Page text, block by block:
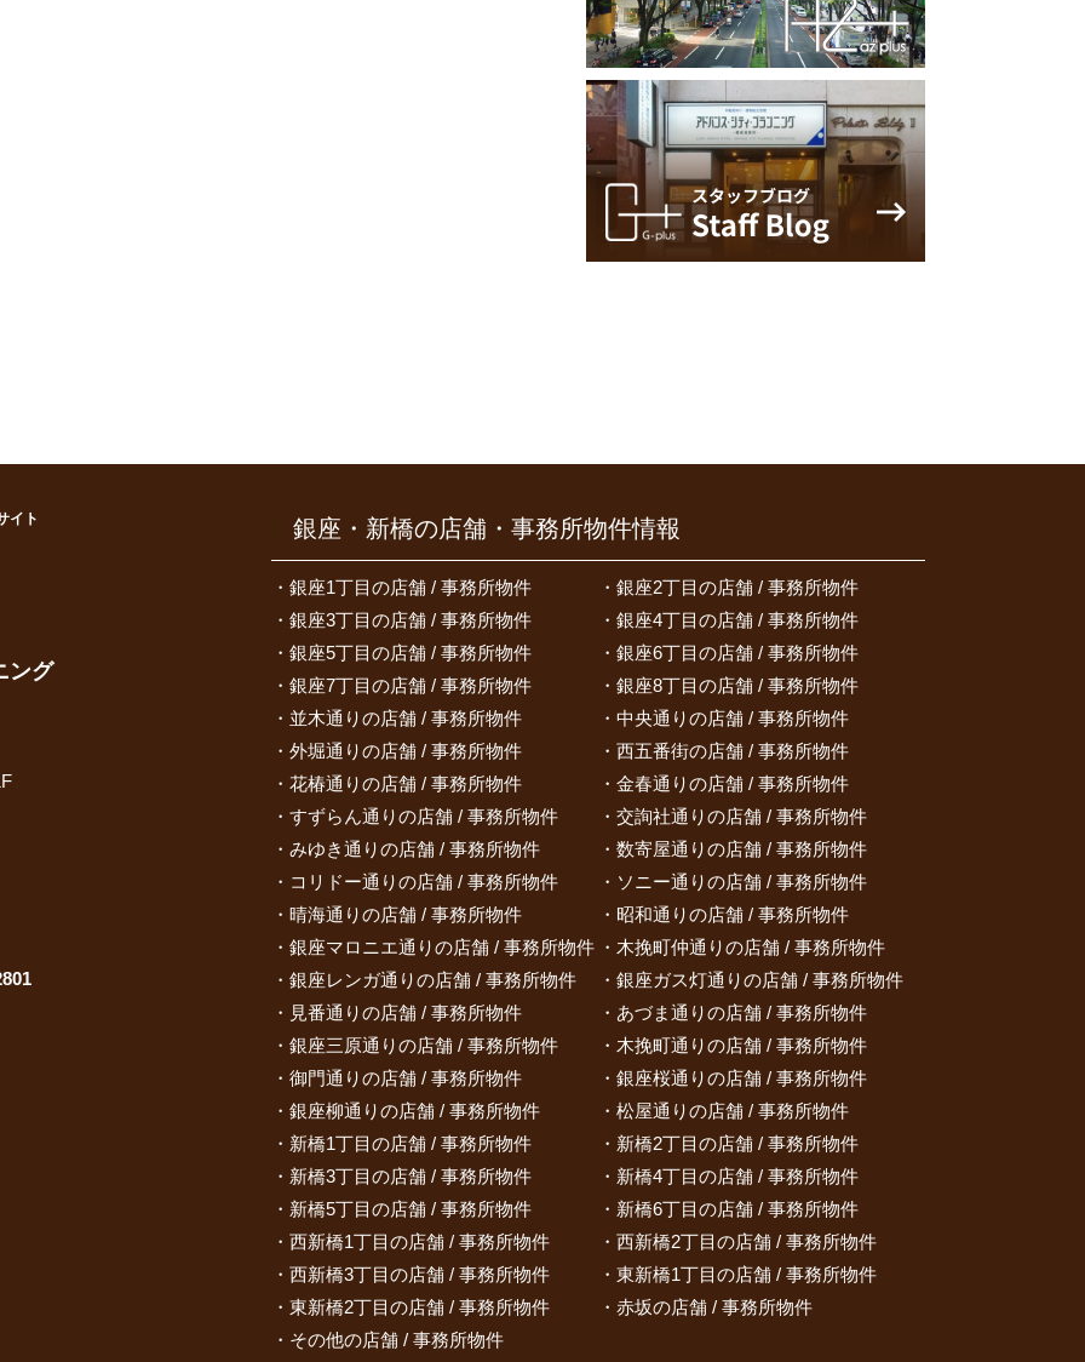
銀座・新橋の店舗・事務所物件情報
銀座1丁目の店舗 / 事務所物件
銀座2丁目の店舗 / 事務所物件
銀座3丁目の店舗 / 事務所物件
銀座4丁目の店舗 / 事務所物件
銀座5丁目の店舗 / 事務所物件
銀座6丁目の店舗 / 事務所物件
銀座7丁目の店舗 / 事務所物件
銀座8丁目の店舗 / 事務所物件
並木通りの店舗 / 事務所物件
中央通りの店舗 / 事務所物件
外堀通りの店舗 / 事務所物件
西五番街の店舗 / 事務所物件
花椿通りの店舗 / 事務所物件
金春通りの店舗 / 事務所物件
すずらん通りの店舗 / 事務所物件
交詢社通りの店舗 / 事務所物件
みゆき通りの店舗 / 事務所物件
数寄屋通りの店舗 / 事務所物件
コリドー通りの店舗 / 事務所物件
ソニー通りの店舗 / 事務所物件
晴海通りの店舗 / 事務所物件
昭和通りの店舗 / 事務所物件
銀座マロニエ通りの店舗 / 事務所物件
木挽町仲通りの店舗 / 事務所物件
銀座レンガ通りの店舗 / 事務所物件
銀座ガス灯通りの店舗 / 事務所物件
見番通りの店舗 / 事務所物件
あづま通りの店舗 / 事務所物件
銀座三原通りの店舗 / 事務所物件
木挽町通りの店舗 / 事務所物件
御門通りの店舗 / 事務所物件
銀座桜通りの店舗 / 事務所物件
銀座柳通りの店舗 / 事務所物件
松屋通りの店舗 / 事務所物件
新橋1丁目の店舗 / 事務所物件
新橋2丁目の店舗 / 事務所物件
新橋3丁目の店舗 / 事務所物件
新橋4丁目の店舗 / 事務所物件
新橋5丁目の店舗 / 事務所物件
新橋6丁目の店舗 / 事務所物件
西新橋1丁目の店舗 / 事務所物件
西新橋2丁目の店舗 / 事務所物件
西新橋3丁目の店舗 / 事務所物件
東新橋1丁目の店舗 / 事務所物件
東新橋2丁目の店舗 / 事務所物件
赤坂の店舗 / 事務所物件
その他の店舗 / 事務所物件
イト
ング